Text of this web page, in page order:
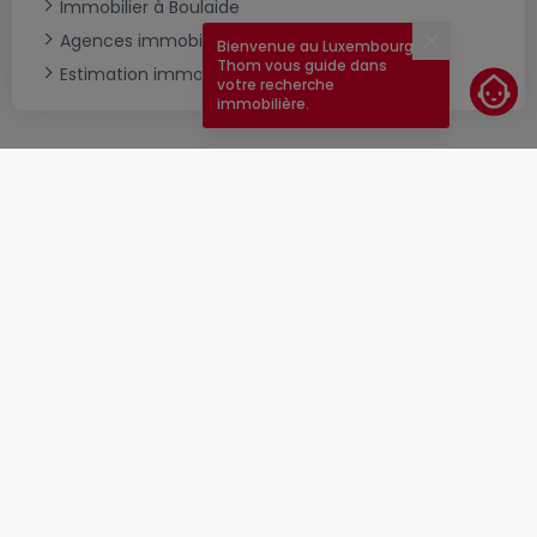
Immobilier à Boulaide
Agences immobilières à Boulaide
Estimation immobilière
Bienvenue au Luxembourg !
Thom vous guide dans
votre recherche
immobilière.